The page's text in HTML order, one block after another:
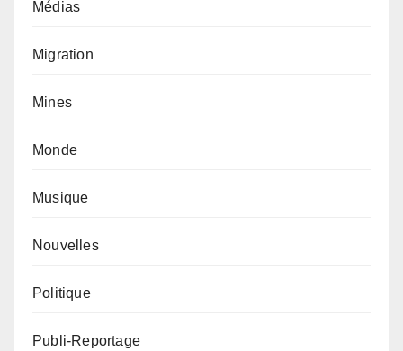
Médias
Migration
Mines
Monde
Musique
Nouvelles
Politique
Publi-Reportage